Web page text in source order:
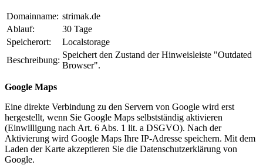
Domainname: strimak.de
Ablauf:
30 Tage
Speicherort:
Localstorage
Beschreibung:
Speichert den Zustand der Hinweisleiste "Outdated
Browser".
Google Maps
Eine direkte Verbindung zu den Servern von Google wird erst
hergestellt, wenn Sie Google Maps selbstständig aktivieren
(Einwilligung nach Art. 6 Abs. 1 lit. a DSGVO). Nach der
Aktivierung wird Google Maps Ihre IP-Adresse speichern. Mit dem
Laden der Karte akzeptieren Sie die Datenschutzerklärung von
Google.